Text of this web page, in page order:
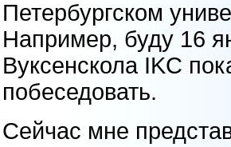
Петербургском
Например, буду 16
Вуксенскола IKC
побеседовать.
Сейчас мне